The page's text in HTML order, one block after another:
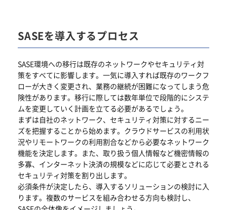
SASEを導入するプロセス
SASE環境への移行は既存のネットワークやセキュリティ対
策をすべてに影響します。一気に導入すれば既存のワークフ
ローが大きく変更され、業務の継続が困難になってしまう危
険性があります。移行に際しては数年単位で段階的にシステ
ムを変更していく計画を立てる必要があるでしょう。
まずは自社のネットワーク、セキュリティ対策に対するニー
ズを把握することから始めます。クラウドサービスの利用状
況やリモートワークの利用割合などから必要なネットワーク
機能を決定します。また、取り扱う個人情報など機密情報の
多寡、インターネット決済の規模などに応じて必要とされる
セキュリティ対策を割り出します。
必須条件が決定したら、導入するソリューションの検討に入
ります。複数のサービスを組み合わせる方向も検討し、